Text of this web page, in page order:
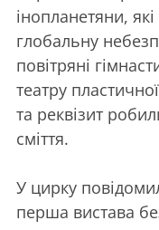
інопланетяни,
глобальну
повітряні
театру
та реквізит
сміття.
У цирку
перша вистава